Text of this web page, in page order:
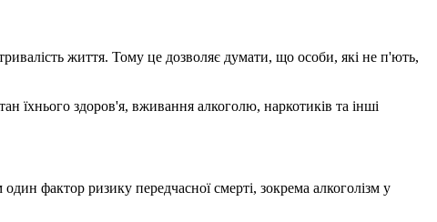
життя. Тому це дозволяє думати, що особи, які не п'ють,
їхнього здоров'я, вживання алкоголю, наркотиків та інші
фактор ризику передчасної смерті, зокрема алкоголізм у